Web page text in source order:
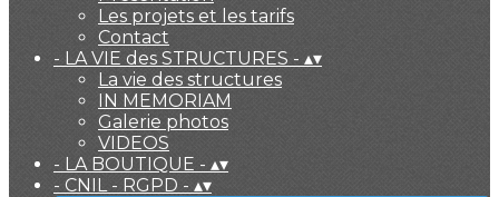
Les projets et les tarifs
Contact
- LA VIE des STRUCTURES - ▴▾
La vie des structures
IN MEMORIAM
Galerie photos
VIDEOS
- LA BOUTIQUE - ▴▾
- CNIL - RGPD - ▴▾